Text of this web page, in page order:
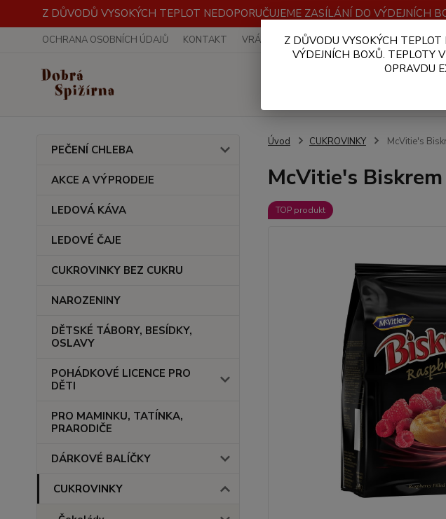
Z DŮVODŮ VYSOKÝCH TEPLOT NEDOPORUČUJEME ZASÍLÁNÍ DO
OCHRANA OSOBNÍCH ÚDAJŮ KONTAKT VRÁCENÍ ZBOŽÍ OBCHODNÍ PODMÍNKY
PEČENÍ CHLEBA
AKCE A VÝPRODEJE
LEDOVÁ KÁVA
LEDOVÉ ČAJE
CUKROVINKY BEZ CUKRU
NAROZENINY
DĚTSKÉ TÁBORY, BESÍDKY,
OSLAVY
POHÁDKOVÉ LICENCE PRO
DĚTI
PRO MAMINKU, TATÍNKA,
PRARODIČE
DÁRKOVÉ BALÍČKY
CUKROVINKY
Úvod CUKROVINKY McVitie's
McVitie's
TOP produkt
Z DŮVODU VYSOKÝCH
VÝDEJNÍCH BOXŮ. TEPLOTY
OPRAVDU